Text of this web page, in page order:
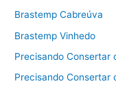
Brastemp Cabreúva
Brastemp Vinhedo
Precisando Consertar
Precisando Consertar